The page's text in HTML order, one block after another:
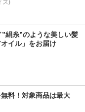
ズ)
絹糸”のような美しい髪
イル」をお届け
料！対象商品は最大